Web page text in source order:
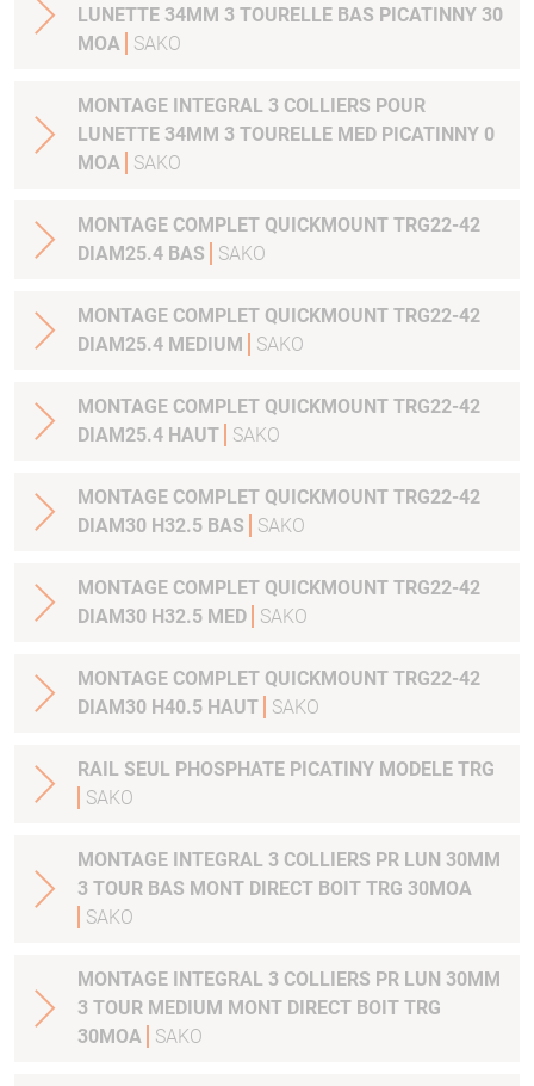
LUNETTE 34MM 3 TOURELLE BAS PICATINNY 30
MOA
SAKO
MONTAGE INTEGRAL 3 COLLIERS POUR
LUNETTE 34MM 3 TOURELLE MED PICATINNY 0
MOA
SAKO
MONTAGE COMPLET QUICKMOUNT TRG22-42
DIAM25.4 BAS
SAKO
MONTAGE COMPLET QUICKMOUNT TRG22-42
DIAM25.4 MEDIUM
SAKO
MONTAGE COMPLET QUICKMOUNT TRG22-42
DIAM25.4 HAUT
SAKO
MONTAGE COMPLET QUICKMOUNT TRG22-42
DIAM30 H32.5 BAS
SAKO
MONTAGE COMPLET QUICKMOUNT TRG22-42
DIAM30 H32.5 MED
SAKO
MONTAGE COMPLET QUICKMOUNT TRG22-42
DIAM30 H40.5 HAUT
SAKO
RAIL SEUL PHOSPHATE PICATINY MODELE TRG
SAKO
MONTAGE INTEGRAL 3 COLLIERS PR LUN 30MM
3 TOUR BAS MONT DIRECT BOIT TRG 30MOA
SAKO
MONTAGE INTEGRAL 3 COLLIERS PR LUN 30MM
3 TOUR MEDIUM MONT DIRECT BOIT TRG
30MOA
SAKO